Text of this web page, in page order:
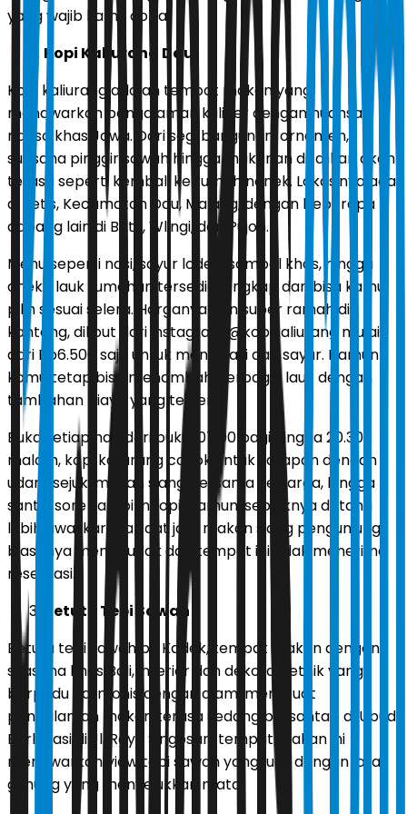
yang wajib kamu coba.
Kopi Kaliurang Dau
Kopi kaliurang adalah tempat makan yang
menawarkan pengalaman kuliner dengan nuansa
ndeso khas Jawa. Dari segi bangunan, ornamen,
suasana pinggir sawah hingga makanan disajikan akan
terasa seperti kembali ke rumah nenek. Lokasinya ada
di Jetis, Kecamatan Dau, Malang, dengan beberapa
cabang lain di Batu, Wlingi, dan Pujon.
Menu seperti nasi, sayur lodeh, sambal khas, hingga
aneka lauk rumahan tersedia lengkap dan bisa kamu
pilih sesuai selera. Harganya pun super ramah di
kantong, diliput dari instagram @kopikaliurang mulai
dari Rp6.500 saja untuk menu nasi dan sayur. Namun
kamu tetap bisa menambah berbagai lauk dengan
tambahan biaya yang tertera.
Buka setiap hari dari pukul 07.00 pagi hingga 20.30
malam, kopi kaliurang cocok untuk sarapan dengan
udara sejuk, makan siang bersama keluarga, hingga
santai sore sambil ngopi. Namun, sebaiknya datang
lebih awal karena saat jam makan siang pengunjung
biasanya membludak dan tempat ini tidak menerima
reservasi.
Betutu Tepi Sawah
Betutu tepi sawah bu Kadek, tempat makan dengan
suasana khas Bali, interior dan dekorasi etnik yang
berpadu harmonis dengan alam, membuat
pengalaman makan terasa sedang bersantap di Ubud.
Berlokasi di Jl. Raya Singosari, tempat makan ini
menawarkan view tepi sawah yang luas dengan latar
gunung yang menyejukkan mata.